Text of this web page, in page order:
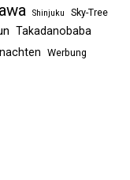
Shinjuku Sky-Tree
Takadanobaba
Werbung